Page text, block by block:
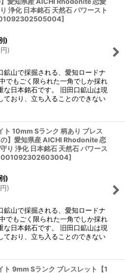
浄化 日本銘石 天然石 パワースト
]
)
円)
鉱山で採掘される、愛知ロードナ
でもごく限られた一角でしか採れ
な日本銘石です。 旧田口鉱山は現
ており、立ち入ることのできない
ト 10mm Sランク 柄あり ブレス
の】愛知県産 AICHI Rhodonite 恋
り 浄化 日本銘石 天然石 パワース
]
)
円)
鉱山で採掘される、愛知ロードナ
でもごく限られた一角でしか採れ
な日本銘石です。 旧田口鉱山は現
ており、立ち入ることのできない
ト 9mm Sランク ブレスレット【1